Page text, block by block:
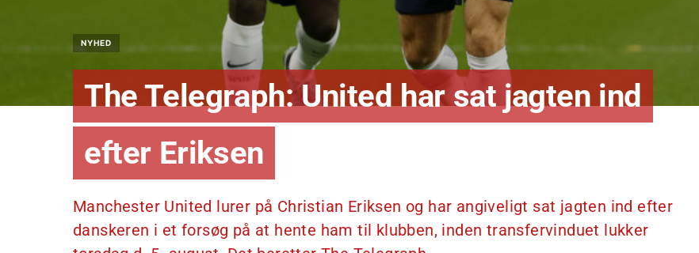
NYHED
The Telegraph: United har sat jagten ind
efter Eriksen
Manchester United lurer på Christian Eriksen og har angiveligt sat jagten ind efter
danskeren i et forsøg på at hente ham til klubben, inden transfervinduet lukker